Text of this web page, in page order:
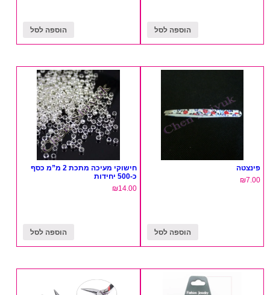
הוספה לסל הוספה לסל
פינצטה
₪7.00
הוספה לסל
חישוקי מעיכה מתכת 2 מ”מ כסף
כ-500 יחידות
₪14.00
הוספה לסל